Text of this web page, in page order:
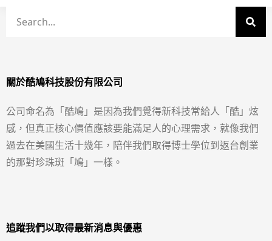
關於酷鳩科技股份有限公司
公司命名為「酷鳩」是因為我們覺得新科技常給人「酷」炫
感，但真正核心價值應該要能滿足人的心理需求，就像我們
過去在美國生活十幾年，陪伴我們取得博士學位到返台創業
的那對珍珠斑「鳩」一樣。
追蹤我們以取得最新消息與優惠